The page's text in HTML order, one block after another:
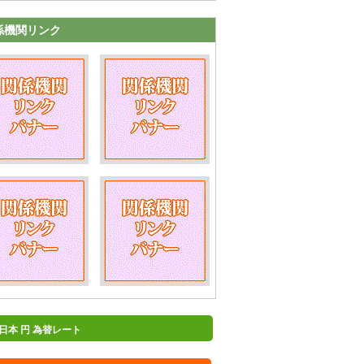
機関リンク
本 円 為替レート